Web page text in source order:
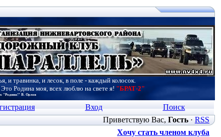
и травинка, и лесок, в поле - каждый колосок.
Родина моя, всех люблю на свете я! "БРАТ-2"
"Родина!" В. Орлов
Вход
Поиск
Приветствую Вас, Гость· RSS
Хочу стать членом клуба